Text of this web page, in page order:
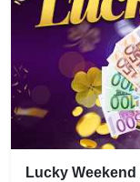
Lucky